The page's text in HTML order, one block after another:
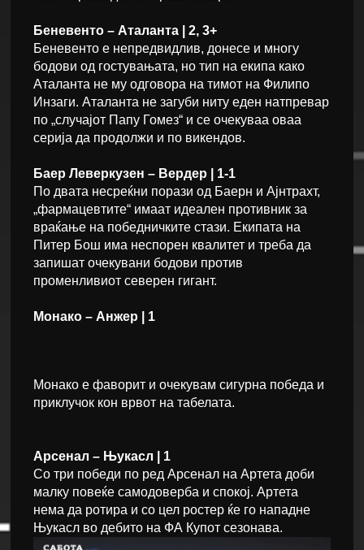
Беневенто – Аталанта | 2, 3+
Беневенто е непредвидлив, донесе и многу
бодови од гостувањата, но тип на екипа како
Аталанта не му одговора на тимот на Филипо
Инзаги. Аталанта не загуби ниту еден натпревар
по „случајот Папу Гомез“ и се очекуваа оваа
серија да продолжи и по викендов.
Баер Леверкузен – Вердер | 1-1
По двата несреќни порази од Баерн и Ајнтрахт,
„фармацевтите“ имаат идеален противник за
враќање на победничките стази. Екипата на
Питер Бош има неспорен квалитет и треба да
запишат очекувани бодови против
променливиот северен гигант.
Монако – Анжер | 1
Монако е фаворит и очекувам сигурна победа и
приклучок кон врвот на табелата.
Арсенал – Њукасл | 1
Со три победи по ред Арсенал на Артета доби
малку повеќе самодоверба и спокој. Артета
нема да ротира и со цел ростер ќе го нападне
Њукасл во дебито на ФА Купот сезонава.